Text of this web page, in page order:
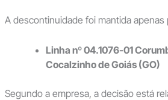
A descontinuidade foi mantida apenas
Linha nº 04.1076-01
Cocalzinho de Goiás (GO)
Segundo a empresa, a decisão está